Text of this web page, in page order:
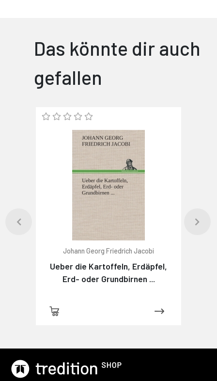
Das könnte dir auch
gefallen
Johann Georg Friedrich Jacobi
Ueber die Kartoffeln, Erdäpfel,
Erd- oder Grundbirnen ...